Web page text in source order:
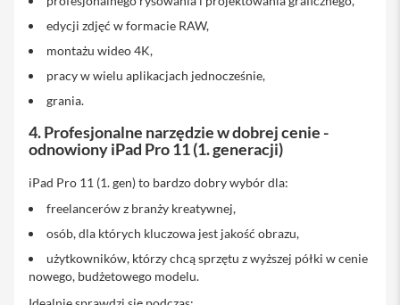
e
i
s
z
ł
o
h
r
n
e
o
r
edycji zdjęć w formacie RAW,
montażu wideo 4K,
pracy w wielu aplikacjach jednocześnie,
grania.
4. Profesjonalne narzędzie w dobrej cenie -
odnowiony iPad Pro 11 (1. generacji)
iPad Pro 11 (1. gen) to bardzo dobry wybór dla:
freelancerów z branży kreatywnej,
osób, dla których kluczowa jest jakość obrazu,
użytkowników, którzy chcą sprzętu z wyższej półki w cenie
nowego, budżetowego modelu.